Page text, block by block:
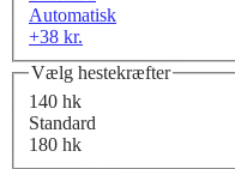
Automatisk
+38 kr.
Vælg hestekræfter
140 hk
Standard
180 hk